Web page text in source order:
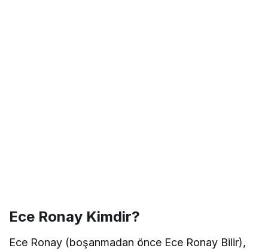
Ece Ronay Kimdir?
Ece Ronay (boşanmadan önce Ece Ronay Bilir),